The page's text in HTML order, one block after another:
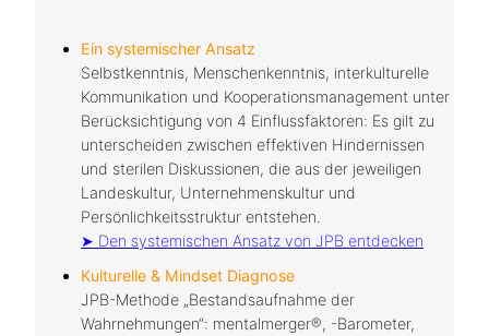
Ein systemischer Ansatz
Selbstkenntnis, Menschenkenntnis, interkulturelle
Kommunikation und Kooperationsmanagement unter
Berücksichtigung von 4 Einflussfaktoren: Es gilt zu
unterscheiden zwischen effektiven Hindernissen
und sterilen Diskussionen, die aus der jeweiligen
Landeskultur, Unternehmenskultur und
Persönlichkeitsstruktur entstehen.
➤ Den systemischen Ansatz von JPB entdecken
Kulturelle & Mindset Diagnose
JPB-Methode „Bestandsaufnahme der
Wahrnehmungen“: mentalmerger®, -Barometer,